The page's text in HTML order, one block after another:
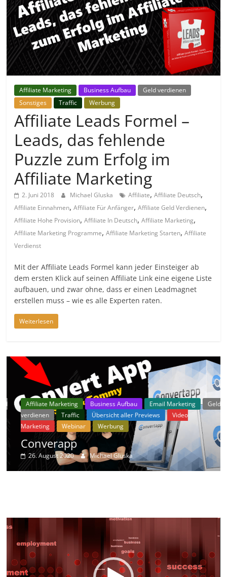
Affiliate Marketing Business Aufbau
Geld verdienen
Sonstiges
Traffic Werbung
Affiliate Leads Formel –
Leads, das fehlende
Puzzle zum Erfolg im
Affiliate Marketing
2. Juni 2018 Michael Gluska Affiliate,Affiliate Deutsch,
Affiliate Einnahmen,Affiliate Für Anfänger,Affiliate Geld Verdienen,
Affiliate Hohe Provision,Affiliate In Deutsch,Affiliate Marketing,
Affiliate Marketing Programme,Affiliate Marketing Starten,Affiliate
Verdienst
Mit der Affiliate Leads Formel kann jeder Einsteiger ab
dem ersten Klick auf seinen Affiliate Link eine eigene Liste
aufbauen, und zwar ohne, dass er einen Leadmagnet
erstellen muss – wie es alle Experten raten.
Weiterlesen
Affiliate Marketing Business Aufbau Email Marketing
Geld
verdienen
Traffic Übersicht aller Previews
Video
Marketing
Webinar Werbung
Converapp
26. August 2020 Michael Gluska
Player